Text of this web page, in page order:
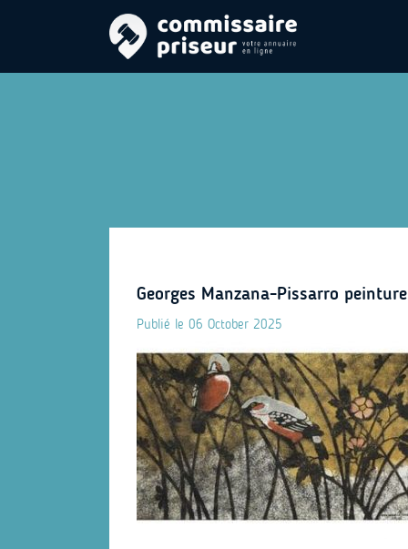
Georges Manzana-Pissarro peinture
Publié le 06 October 2025